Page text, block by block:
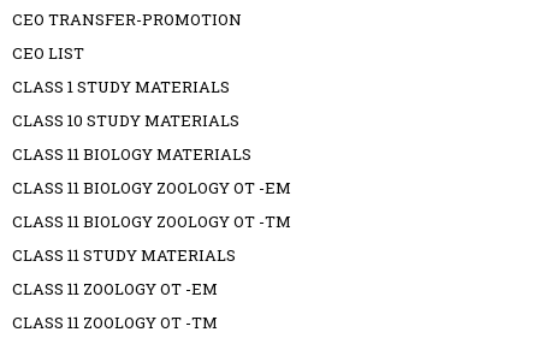
CEO TRANSFER-PROMOTION
CEO LIST
CLASS 1 STUDY MATERIALS
CLASS 10 STUDY MATERIALS
CLASS 11 BIOLOGY MATERIALS
CLASS 11 BIOLOGY ZOOLOGY OT -EM
CLASS 11 BIOLOGY ZOOLOGY OT -TM
CLASS 11 STUDY MATERIALS
CLASS 11 ZOOLOGY OT -EM
CLASS 11 ZOOLOGY OT -TM